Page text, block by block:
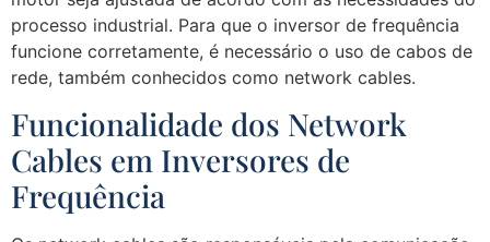
processo industrial. Para que o inversor de frequência
funcione corretamente, é necessário o uso de cabos de
rede, também conhecidos como network cables.
Funcionalidade dos Network
Cables em Inversores de
Frequência